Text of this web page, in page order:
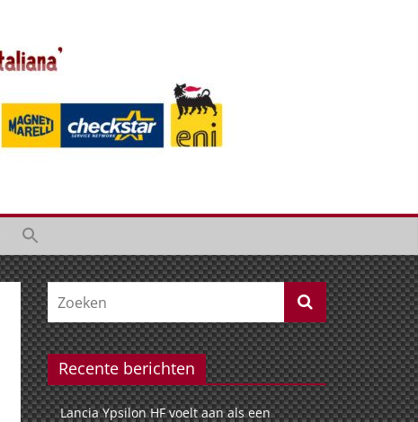
Recente berichten
Lancia Ypsilon HF voelt aan als een